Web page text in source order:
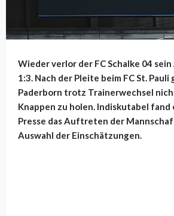
Wieder verlor der FC Schalke 04
1:3. Nach der Pleite beim FC St. Pauli
Paderborn trotz Trainerwechsel
Knappen zu holen. Indiskutabel
Presse das Auftreten der
Auswahl der Einschätzungen.